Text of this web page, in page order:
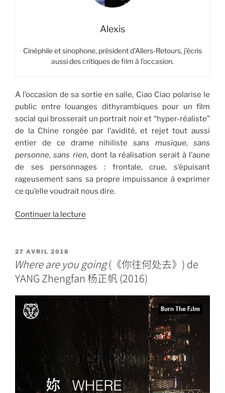
Alexis
Cinéphile et sinophone, président d’Allers-Retours, j’écris
aussi des critiques de film à l’occasion.
A l’occasion de sa sortie en salle, Ciao Ciao polarise le
public entre louanges dithyrambiques pour un film
social qui brosserait un portrait noir et “hyper-réaliste”
de la Chine rongée par l’avidité, et rejet tout aussi
entier de ce drame nihilistesans musique, sans
personne, sans rien, dont la réalisation serait à l’aune
de ses personnages : frontale, crue, s’épuisant
rageusement sans sa propre impuissance à exprimer
ce qu’elle voudrait nous dire.
Continuer la lecture
巧》),
de
SONG
Chuan
宋
(2017) »
PUBLIÉ
LE
27 AVRIL 2018
Where are you going(《你往何处去》) de
YANG Zhengfan 杨正帆 (2016)